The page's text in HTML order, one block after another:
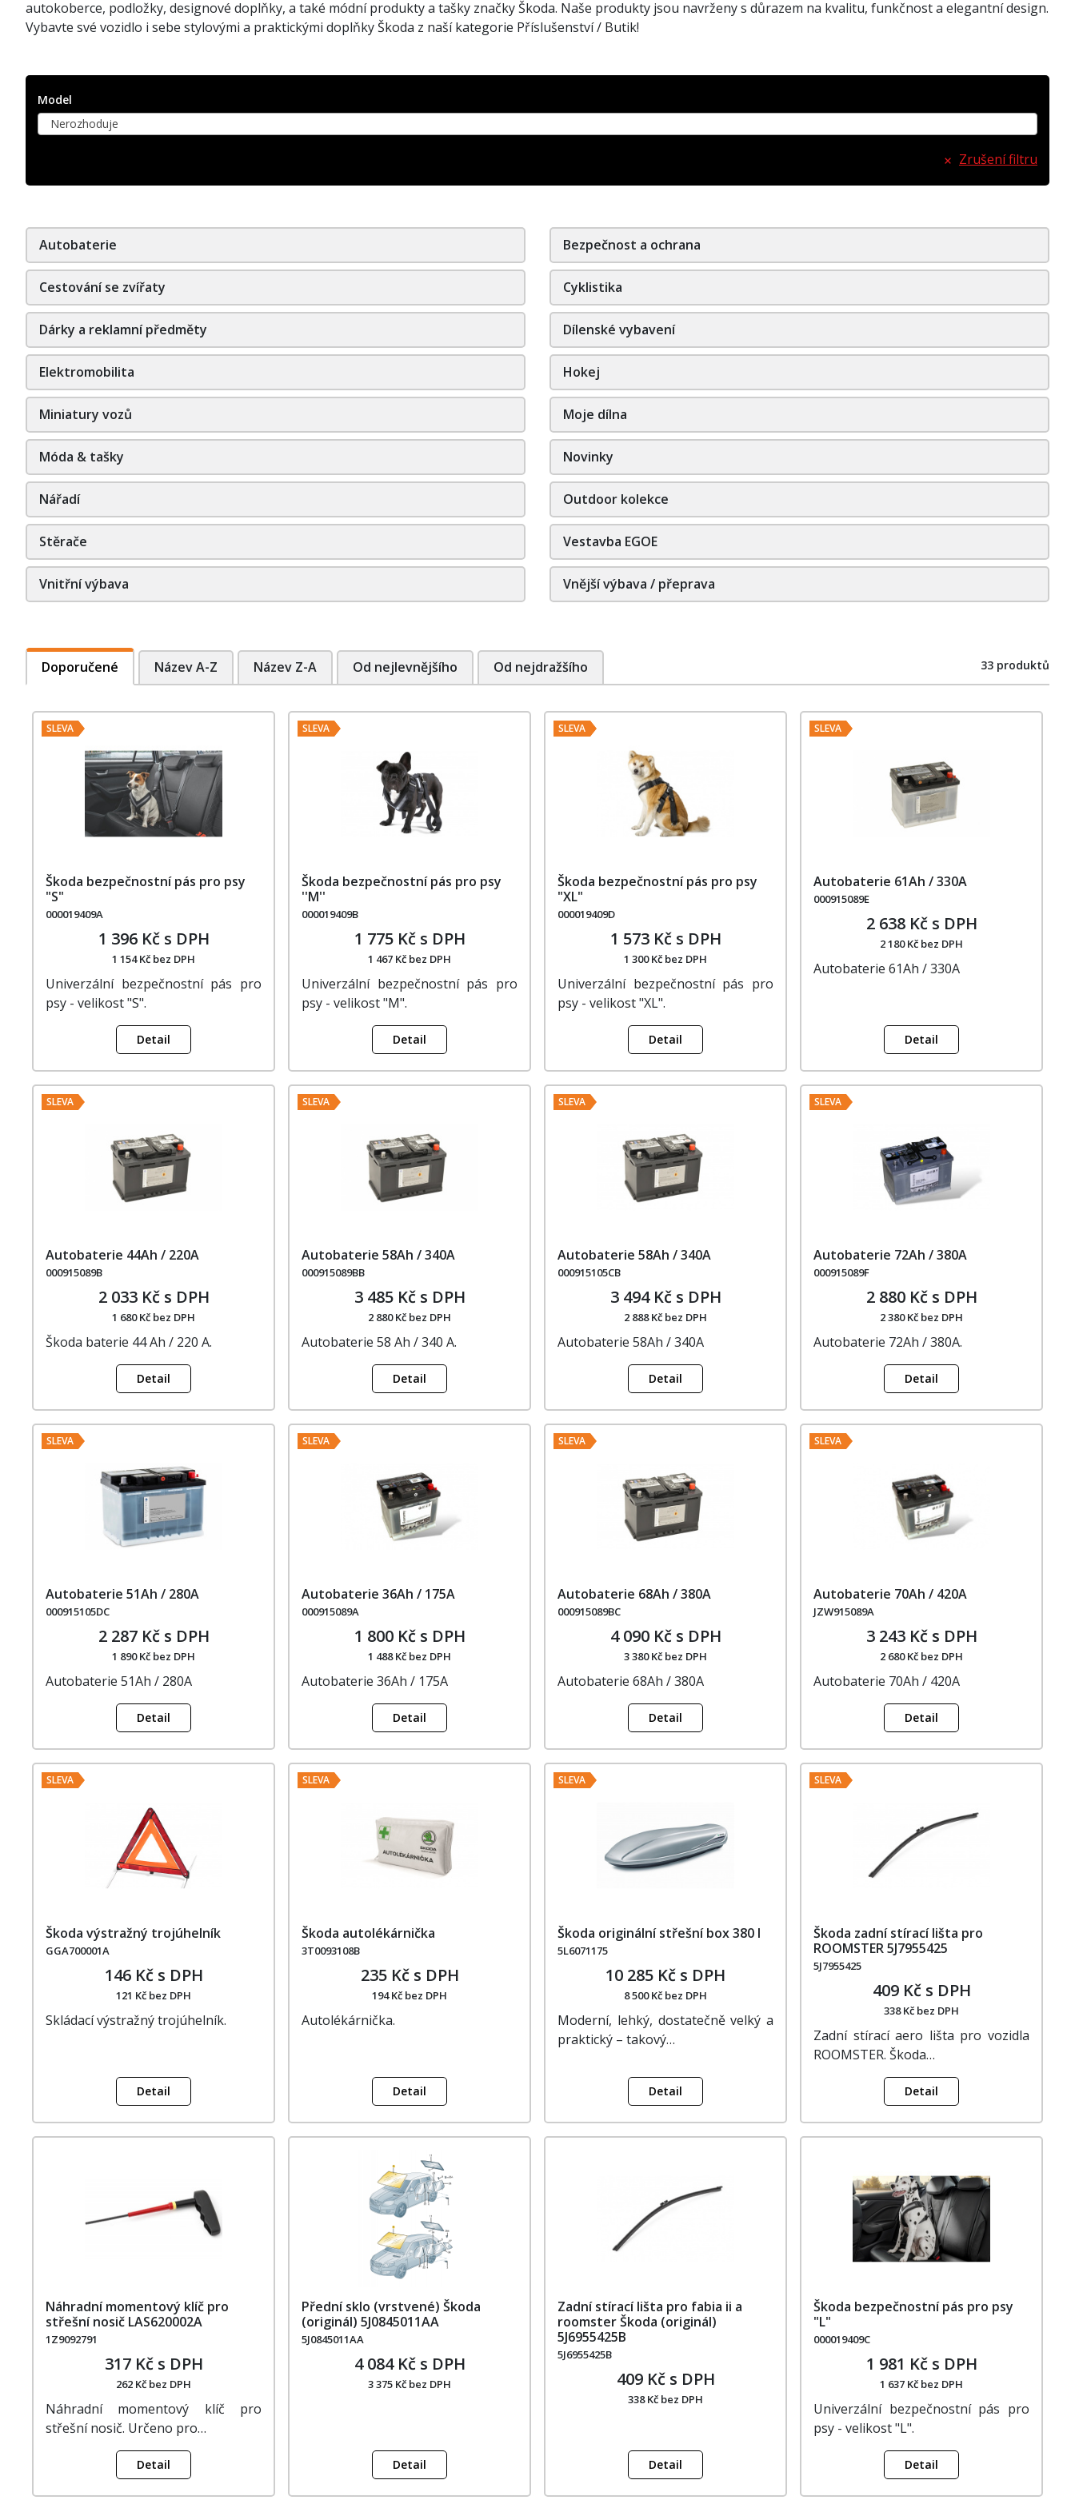
autokoberce, podložky, designové doplňky, a také módní produkty a tašky značky Škoda. Naše produkty jsou navrženy s důrazem na kvalitu, funkčnost a elegantní design.
Vybavte své vozidlo i sebe stylovými a praktickými doplňky Škoda z naší kategorie Příslušenství / Butik!
Model
Nerozhoduje
Zrušení filtru
Autobaterie Bezpečnost a ochrana
Cestování se zvířaty Cyklistika
Dárky a reklamní předměty Dílenské vybavení
Elektromobilita Hokej
Miniatury vozů Moje dílna
Móda & tašky Novinky
Nářadí Outdoor kolekce
Stěrače Vestavba EGOE
Vnitřní výbava Vnější výbava / přeprava
Doporučené Název A-Z Název Z-A Od nejlevnějšího Od nejdražšího 33 produktů
SLEVA
Škoda bezpečnostní pás pro psy
"S"
000019409A
1 396 Kč s DPH
1 154 Kč bez DPH
Univerzální bezpečnostní pás pro
psy - velikost "S".
Detail
SLEVA
Škoda bezpečnostní pás pro psy
''M''
000019409B
1 775 Kč s DPH
1 467 Kč bez DPH
Univerzální bezpečnostní pás pro
psy - velikost "M".
Detail
SLEVA
Škoda bezpečnostní pás pro psy
"XL"
000019409D
1 573 Kč s DPH
1 300 Kč bez DPH
Univerzální bezpečnostní pás pro
psy - velikost "XL".
Detail
SLEVA
Autobaterie 61Ah / 330A
000915089E
2 638 Kč s DPH
2 180 Kč bez DPH
Autobaterie 61Ah / 330A
Detail
SLEVA
Autobaterie 44Ah / 220A
000915089B
2 033 Kč s DPH
1 680 Kč bez DPH
Škoda baterie 44 Ah / 220 A.
Detail
SLEVA
Autobaterie 58Ah / 340A
000915089BB
3 485 Kč s DPH
2 880 Kč bez DPH
Autobaterie 58 Ah / 340 A.
Detail
SLEVA
Autobaterie 58Ah / 340A
000915105CB
3 494 Kč s DPH
2 888 Kč bez DPH
Autobaterie 58Ah / 340A
Detail
SLEVA
Autobaterie 72Ah / 380A
000915089F
2 880 Kč s DPH
2 380 Kč bez DPH
Autobaterie 72Ah / 380A.
Detail
SLEVA
Autobaterie 51Ah / 280A
000915105DC
2 287 Kč s DPH
1 890 Kč bez DPH
Autobaterie 51Ah / 280A
Detail
SLEVA
Autobaterie 36Ah / 175A
000915089A
1 800 Kč s DPH
1 488 Kč bez DPH
Autobaterie 36Ah / 175A
Detail
SLEVA
Autobaterie 68Ah / 380A
000915089BC
4 090 Kč s DPH
3 380 Kč bez DPH
Autobaterie 68Ah / 380A
Detail
SLEVA
Autobaterie 70Ah / 420A
JZW915089A
3 243 Kč s DPH
2 680 Kč bez DPH
Autobaterie 70Ah / 420A
Detail
SLEVA
Škoda výstražný trojúhelník
GGA700001A
146 Kč s DPH
121 Kč bez DPH
Skládací výstražný trojúhelník.
Detail
SLEVA
Škoda autolékárnička
3T0093108B
235 Kč s DPH
194 Kč bez DPH
Autolékárnička.
Detail
SLEVA
Škoda originální střešní box 380 l
5L6071175
10 285 Kč s DPH
8 500 Kč bez DPH
Moderní, lehký, dostatečně velký a
praktický – takový…
Detail
SLEVA
Škoda zadní stírací lišta pro
ROOMSTER 5J7955425
5J7955425
409 Kč s DPH
338 Kč bez DPH
Zadní stírací aero lišta pro vozidla
ROOMSTER. Škoda…
Detail
Náhradní momentový klíč pro
střešní nosič LAS620002A
1Z9092791
317 Kč s DPH
262 Kč bez DPH
Náhradní momentový klíč pro
střešní nosič. Určeno pro…
Detail
Přední sklo (vrstvené) Škoda
(originál) 5J0845011AA
5J0845011AA
4 084 Kč s DPH
3 375 Kč bez DPH
Detail
Zadní stírací lišta pro fabia ii a
roomster Škoda (originál)
5J6955425B
5J6955425B
409 Kč s DPH
338 Kč bez DPH
Detail
Škoda bezpečnostní pás pro psy
"L"
000019409C
1 981 Kč s DPH
1 637 Kč bez DPH
Univerzální bezpečnostní pás pro
psy - velikost "L".
Detail